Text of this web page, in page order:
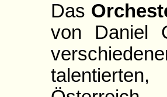
Das
von Daniel